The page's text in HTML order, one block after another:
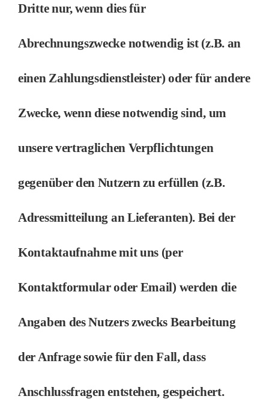
Dritte nur, wenn dies für
Abrechnungszwecke notwendig ist (z.B. an
einen Zahlungsdienstleister) oder für andere
Zwecke, wenn diese notwendig sind, um
unsere vertraglichen Verpflichtungen
gegenüber den Nutzern zu erfüllen (z.B.
Adressmitteilung an Lieferanten). Bei der
Kontaktaufnahme mit uns (per
Kontaktformular oder Email) werden die
Angaben des Nutzers zwecks Bearbeitung
der Anfrage sowie für den Fall, dass
Anschlussfragen entstehen, gespeichert.